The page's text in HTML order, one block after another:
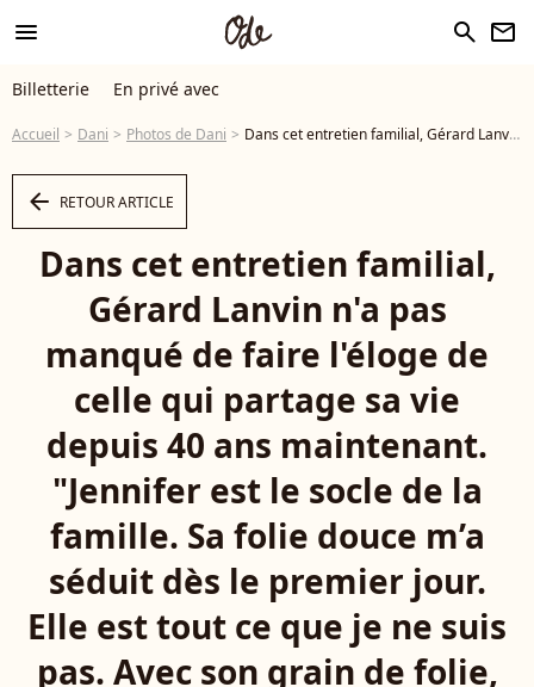
menu search newsletter
Billetterie En privé avec
Accueil Dani Photos de Dani Dans cet entretien familial, Gérard Lanvin n'a pas manqué de faire l'éloge de celle qui partage sa vie depuis 40 ans maintenant. "Jennifer est le socle de la famille. Sa folie douce m’a séduit dès le premier jour. Elle est tout ce que je ne suis pas. Avec son grain de folie, elle nous apporte de la tendresse". Dani et Jennifer Lanvin lors de la soirée de lancement du nouveau parfum Azzaro « Wanted » à Paris, le 26 mai 2016. Photo : Jerome Domine/ABACAPRESS.COM - Photo
arrow_left RETOUR ARTICLE
Dans cet entretien familial,
Gérard Lanvin n'a pas
manqué de faire l'éloge de
celle qui partage sa vie
depuis 40 ans maintenant.
"Jennifer est le socle de la
famille. Sa folie douce m’a
séduit dès le premier jour.
Elle est tout ce que je ne suis
pas. Avec son grain de folie,